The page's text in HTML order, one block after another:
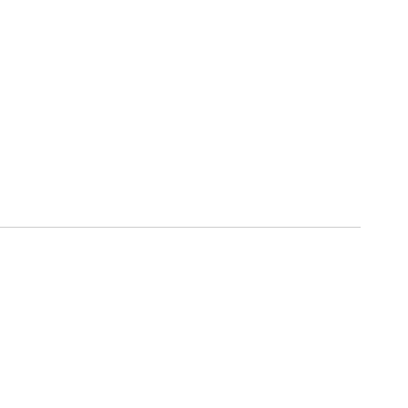
7590 AX auf WLAN Mesh. Die verteilten FRITZ!-
Netz, tauschen sich untereinander aus und
Geräte.
Höchstgeschwindigkeit bei Surfen, Video oder
und Ihre Lieblingsmusik warten jetzt auf Sie
eine vollwertige Telefonanlage. An der integrierten